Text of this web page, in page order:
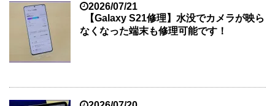
2026/07/21
【Galaxy S21修理】水没でカメラが映ら
なくなった端末も修理可能です！